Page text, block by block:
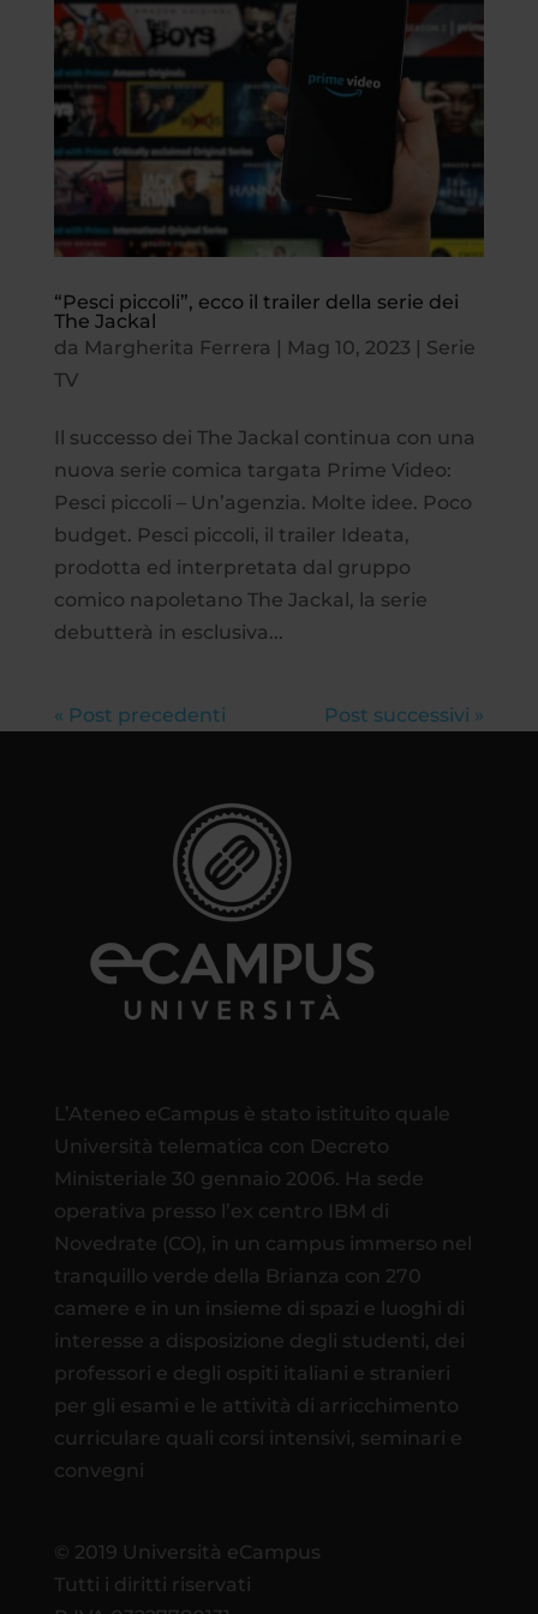
“Pesci piccoli”, ecco il trailer della serie dei
The Jackal
da Margherita Ferrera | Mag 10, 2023 | Serie
TV
Il successo dei The Jackal continua con una
nuova serie comica targata Prime Video:
Pesci piccoli – Un’agenzia. Molte idee. Poco
budget. Pesci piccoli, il trailer Ideata,
prodotta ed interpretata dal gruppo
comico napoletano The Jackal, la serie
debutterà in esclusiva...
« Post precedenti Post successivi »
L’Ateneo eCampus è stato istituito quale
Università telematica con Decreto
Ministeriale 30 gennaio 2006. Ha sede
operativa presso l’ex centro IBM di
Novedrate (CO), in un campus immerso nel
tranquillo verde della Brianza con 270
camere e in un insieme di spazi e luoghi di
interesse a disposizione degli studenti, dei
professori e degli ospiti italiani e stranieri
per gli esami e le attività di arricchimento
curriculare quali corsi intensivi, seminari e
convegni
© 2019 Università eCampus
Tutti i diritti riservati